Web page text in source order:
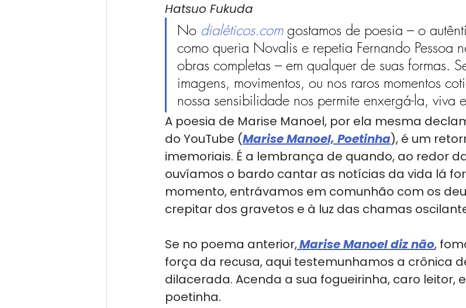
Hatsuo Fukuda
No dialéticos.com gostamos de poesia – o
como queria Novalis e repetia Fernando Pessoa
obras completas – em qualquer de suas formas.
imagens, movimentos, ou nos raros momentos
nossa sensibilidade nos permite enxergá-la, viva
A poesia de Marise Manoel, por ela mesma
do YouTube (Marise Manoel, Poetinha), é um
imemoriais. É a lembrança de quando, ao redor
ouvíamos o bardo cantar as notícias da vida lá
momento, entrávamos em comunhão com os
crepitar dos gravetos e à luz das chamas
Se no poema anterior,Marise Manoel diz não,
força da recusa, aqui testemunhamos a crônica
dilacerada. Acenda a sua fogueirinha, caro leitor,
poetinha.